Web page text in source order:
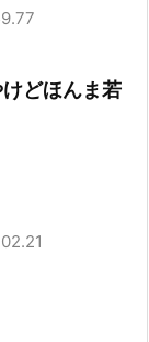
どほんま若